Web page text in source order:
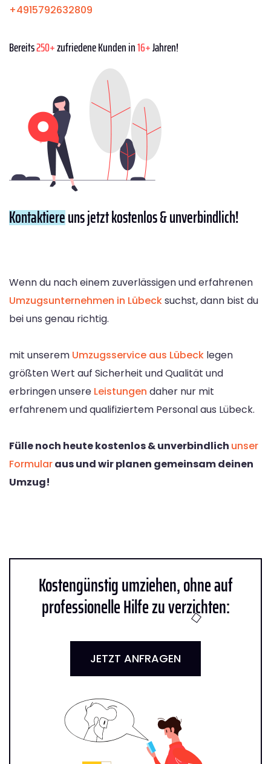
+4915792632809
Bereits250+zufriedene Kunden in16+Jahren!
Kontaktiereuns jetzt kostenlos & unverbindlich!
Wenn du nach einem zuverlässigen und erfahrenen
Umzugsunternehmen in Lübecksuchst, dann bist du
bei uns genau richtig.
mit unserem Umzugsservice aus Lübeck legen
größten Wert auf Sicherheit und Qualität und
erbringen unsere Leistungen daher nur mit
erfahrenem und qualifiziertem Personal aus Lübeck.
Fülle noch heute kostenlos & unverbindlich unser
Formularaus und wir planen gemeinsam deinen
Umzug!
Kostengünstig umziehen, ohne auf
professionelle Hilfe zu verzichten:
JETZT ANFRAGEN